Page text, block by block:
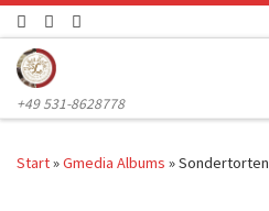
Zum Inhalt springen
+49 531-8628778
Start»Gmedia Albums »Sondertorten